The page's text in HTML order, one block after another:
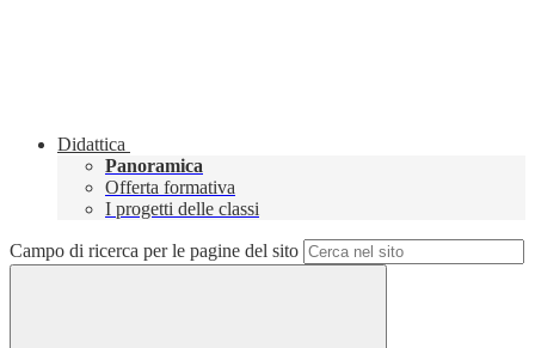
Didattica
Panoramica
Offerta formativa
I progetti delle classi
Campo di ricerca per le pagine del sito